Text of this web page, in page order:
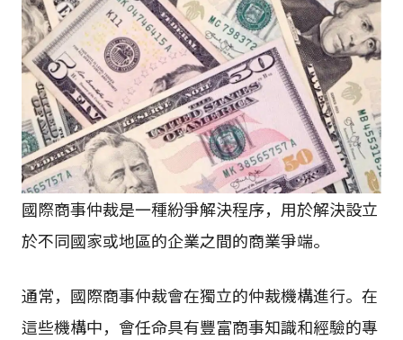
國際商事仲裁是一種紛爭解決程序，用於解決設立
於不同國家或地區的企業之間的商業爭端。
通常，國際商事仲裁會在獨立的仲裁機構進行。在
這些機構中，會任命具有豐富商事知識和經驗的專